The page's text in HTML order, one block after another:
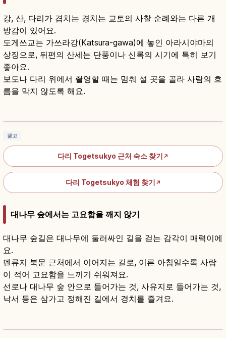
강, 산, 다리가 겹치는 경치는 교토의 사찰 순례와는 다른 개
방감이 있어요.
도게쓰교는 가쓰라강(Katsura-gawa)에 놓인 아라시야마의
상징으로, 뒤편의 산세는 단풍이나 신록의 시기에 특히 보기
좋아요.
보도나 다리 위에서 촬영할 때는 멈춰 설 곳을 골라 사람의 흐
름을 막지 않도록 해요.
도게쓰쿄란?｜교토 아라시야마 사계절 다리·산
광고
다리 Togetsukyo 근처 숙소 찾기 ↗
다리 Togetsukyo 체험 찾기 ↗
대나무 숲에서는 고요함을 깨지 않기
대나무 숲길은 대나무에 둘러싸인 길을 걷는 감각이 매력이에
요.
덴류지 북문 근처에서 이어지는 길로, 이른 아침일수록 사람
이 적어 고요함을 느끼기 쉬워져요.
선로나 대나무 숲 안으로 들어가는 것, 사유지로 들어가는 것,
낙서 등은 삼가고 정해진 길에서 경치를 즐겨요.
덴류지란?｜교토 아라시야마 임제종 대본산·소